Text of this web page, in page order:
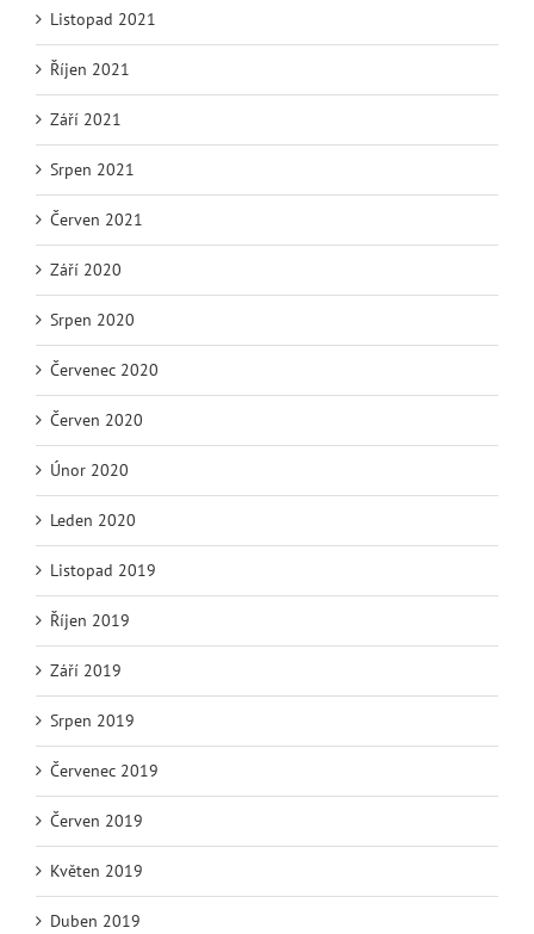
Listopad 2021
Říjen 2021
Září 2021
Srpen 2021
Červen 2021
Září 2020
Srpen 2020
Červenec 2020
Červen 2020
Únor 2020
Leden 2020
Listopad 2019
Říjen 2019
Září 2019
Srpen 2019
Červenec 2019
Červen 2019
Květen 2019
Duben 2019